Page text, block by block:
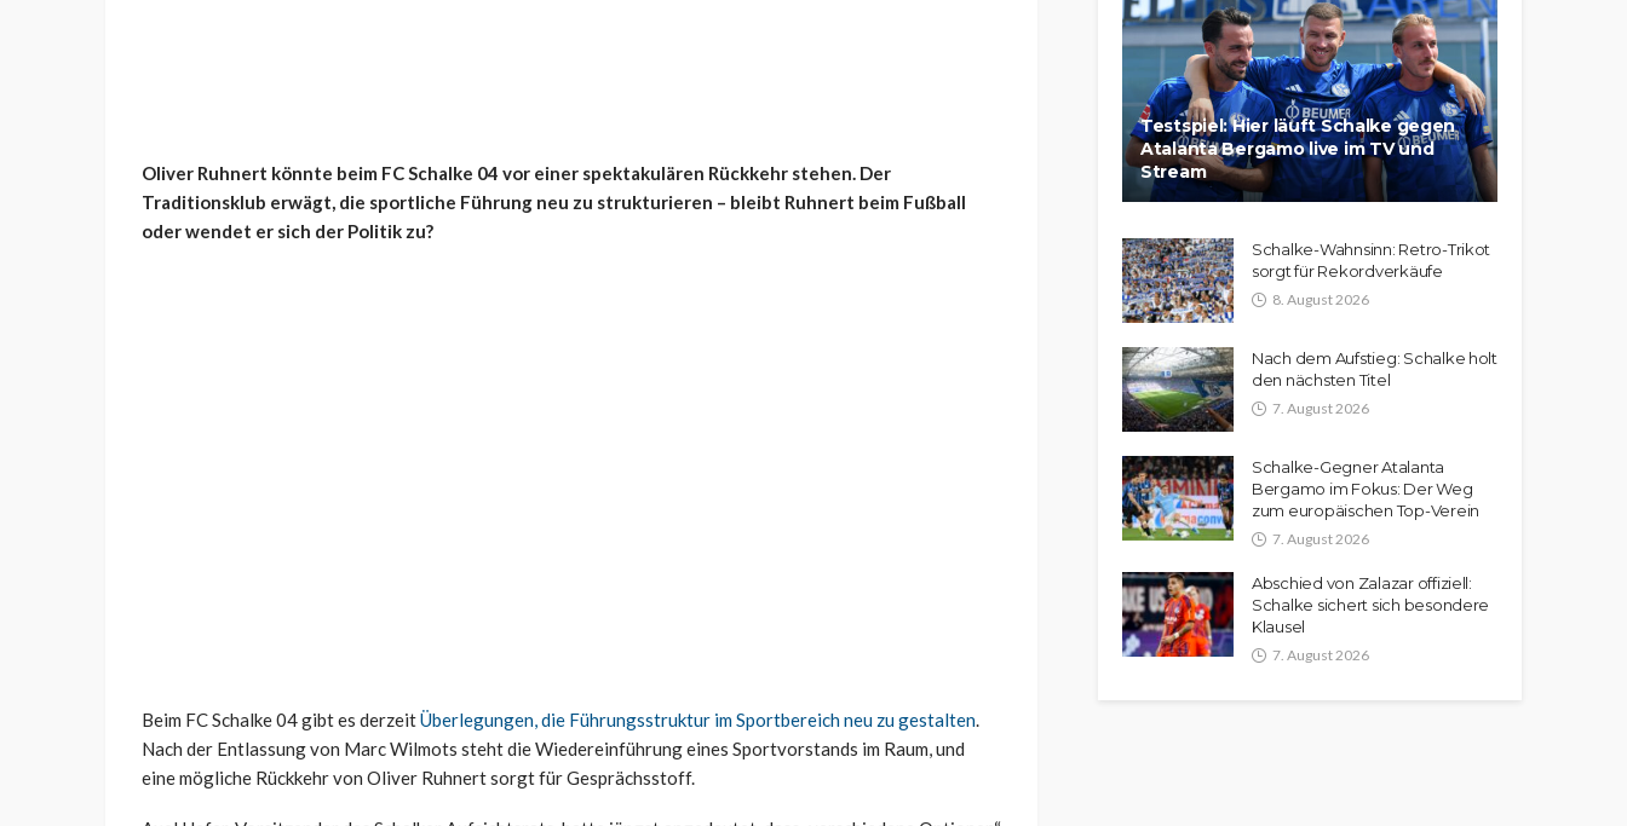
Oliver Ruhnert könnte beim FC Schalke 04 vor einer spektakulären Rückkehr stehen. Der
Traditionsklub erwägt, die sportliche Führung neu zu strukturieren – bleibt Ruhnert beim Fußball
oder wendet er sich der Politik zu?
Beim FC Schalke 04 gibt es derzeitÜberlegungen, die Führungsstruktur im Sportbereich neu zu gestalten.
Nach der Entlassung von Marc Wilmots steht die Wiedereinführung eines Sportvorstands im Raum, und
eine mögliche Rückkehr von Oliver Ruhnert sorgt für Gesprächsstoff.
Testspiel: Hier läuft Schalke gegen
Atalanta Bergamo live im TV und
Stream
Schalke-Wahnsinn: Retro-Trikot
sorgt für Rekordverkäufe
8. August 2026
Nach dem Aufstieg: Schalke holt
den nächsten Titel
7. August 2026
Schalke-Gegner Atalanta
Bergamo im Fokus: Der Weg
zum europäischen Top-Verein
7. August 2026
Abschied von Zalazar offiziell:
Schalke sichert sich besondere
Klausel
7. August 2026